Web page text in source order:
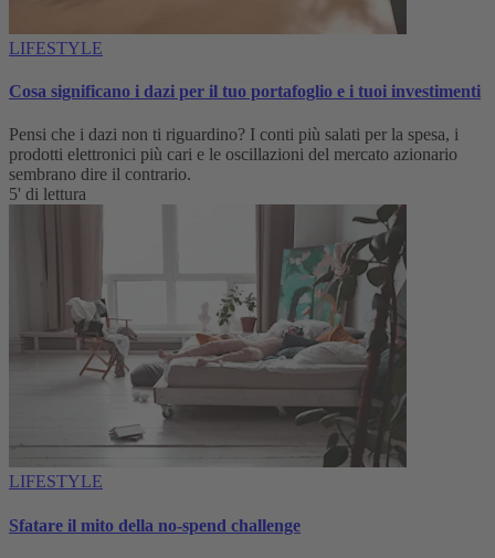
LIFESTYLE
Cosa significano i dazi per il tuo portafoglio e i tuoi investimenti
Pensi che i dazi non ti riguardino? I conti più salati per la spesa, i
prodotti elettronici più cari e le oscillazioni del mercato azionario
sembrano dire il contrario.
5' di lettura
LIFESTYLE
Sfatare il mito della no-spend challenge